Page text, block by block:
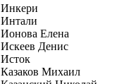
Инкери
Интали
Ионова Елена
Искеев Денис
Исток
Казаков Михаил